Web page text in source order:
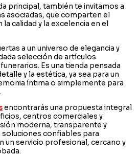
principal, también te invitamos a
asociadas, que comparten el
calidad y la excelencia en el
a un universo de elegancia y
selección de artículos
Es una tienda pensada
y la estética, ya sea para un
íntima o simplemente para
encontrarás una propuesta integral
centros comerciales y
moderna, transparente y
confiables para
un servicio profesional, cercano y